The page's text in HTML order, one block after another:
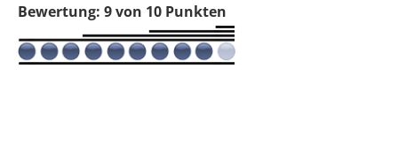
Bewertung: 9 von 10 Punkten